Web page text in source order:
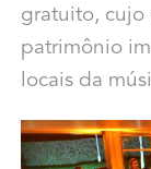
gratuito, cujo
patrimônio
locais da